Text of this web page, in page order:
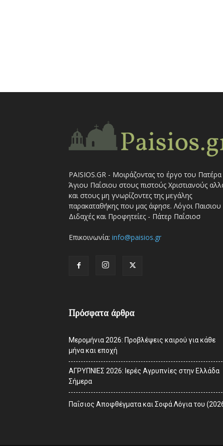
PAISIOS.GR - Μοιράζοντας το έργο του Πατέρα
Άγιου Παΐσιου στους πιστούς Χριστιανούς
και στους μη γνωρίζοντες της μεγάλης
παρακαταθήκης που μας άφησε. Λόγοι Παισιου
Διδαχές και Προφητείες - Πάτερ Παΐσιοσ
Επικοινωνία: info@paisios.gr
Πρόσφατα άρθρα
Μερομήνια 2026: Προβλέψεις καιρού για κάθε
μήνα και εποχή
ΑΓΡΥΠΝΙΕΣ 2026: Ιερές Αγρυπνίες στην Ελλάδα
Σήμερα
Παΐσιος Αποφθέγματα και Σοφά Λόγια του